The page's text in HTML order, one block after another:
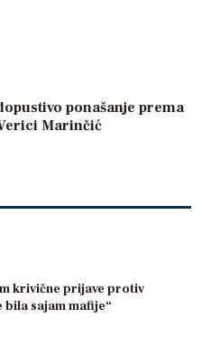
ponašanje prema
Marinčić
krivične prijave protiv
bila sajam mafije“